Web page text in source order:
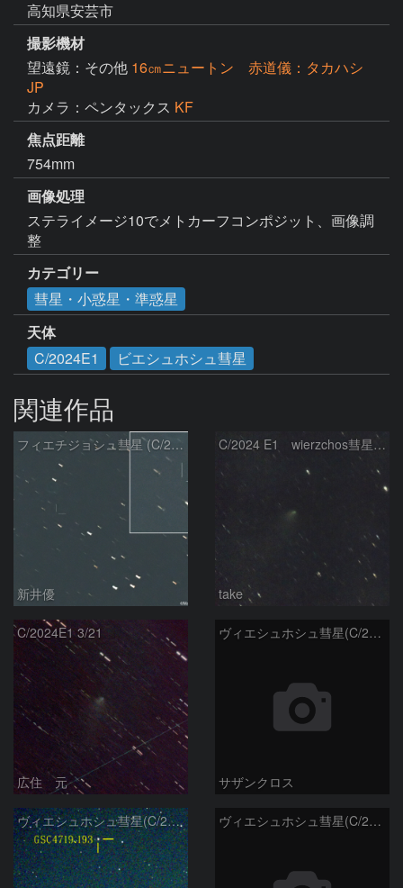
高知県安芸市
撮影機材
望遠鏡：その他 16㎝ニュートン 赤道儀：タカハシ
JP
カメラ：ペンタックス KF
焦点距離
754mm
画像処理
ステライメージ10でメトカーフコンポジット、画像調
整
カテゴリー
彗星・小惑星・準惑星
天体
C/2024E1
ビエシュホシュ彗星
関連作品
フィエチジョシュ彗星 (C/2024E1)：2026/04/02
新井優
C/2024 E1 wierzchos彗星（3/22）
take
C/2024E1 3/21
広住 元
ヴィエシュホシュ彗星(C/2024E1) 3月14日Seestar50
サザンクロス
ヴィエシュホシュ彗星(C/2024E1) 3月11日Seestar50 ヴィエシュホシュ彗星(C/2024E1) 3月‎5日Seestar50